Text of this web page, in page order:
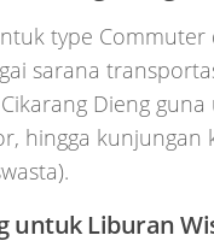
type
sarana
Dieng
hingga
untuk Liburan